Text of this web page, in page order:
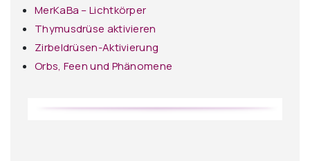
MerKaBa – Lichtkörper
Thymusdrüse aktivieren
Zirbeldrüsen-Aktivierung
Orbs, Feen und Phänomene